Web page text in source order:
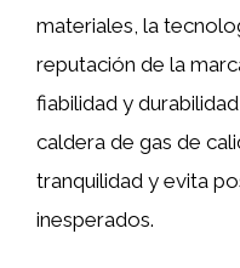
materiales, la
reputación de la
fiabilidad y
caldera de gas de
tranquilidad y evita
inesperados.